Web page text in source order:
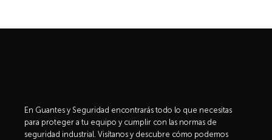
En Guantes y Seguridad encontrarás todo lo que necesitas
para proteger a tu equipo y cumplir con las normas de
seguridad industrial. Visítanos y descubre cómo podemos